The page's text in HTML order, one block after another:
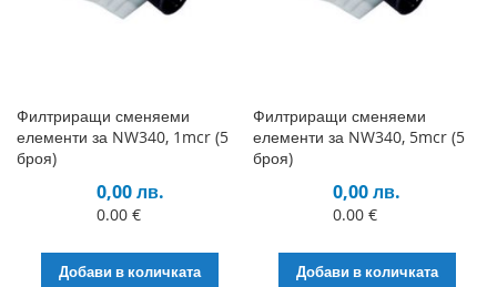
Филтриращи сменяеми
елементи за NW340, 1mcr (5
броя)
0,00 лв.
0.00 €
Добави в количката
Филтриращи сменяеми
елементи за NW340, 5mcr (5
броя)
0,00 лв.
0.00 €
Добави в количката